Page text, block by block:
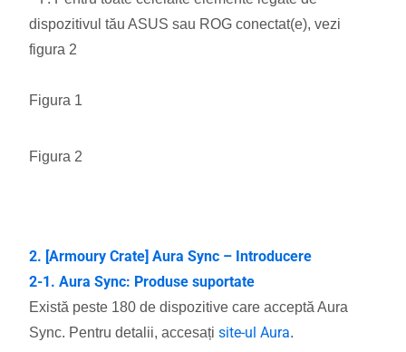
dispozitivul tău ASUS sau ROG conectat(e), vezi
figura 2
Figura 1
Figura 2
2. [Armoury Crate] Aura Sync – Introducere
2-1. Aura Sync: Produse suportate
Există peste 180 de dispozitive care acceptă Aura
Sync. Pentru detalii, accesați site-ul Aura.